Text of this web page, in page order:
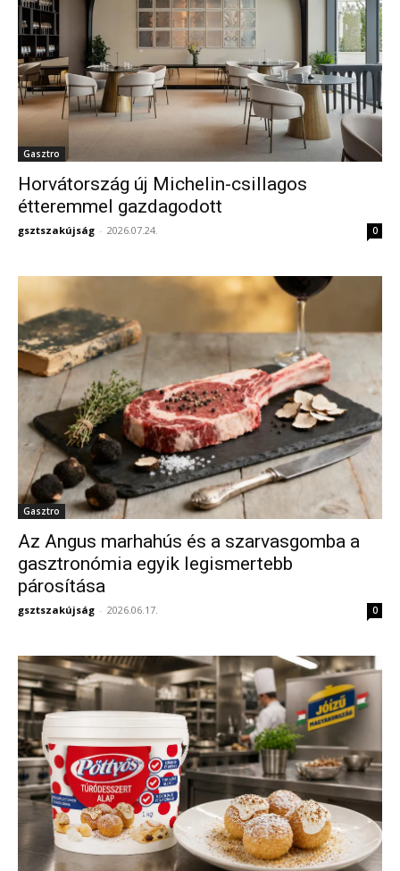
Gasztro
Horvátország új Michelin-csillagos
étteremmel gazdagodott
gsztszakújság - 2026.07.24. 0
Gasztro
Az Angus marhahús és a szarvasgomba a
gasztronómia egyik legismertebb
párosítása
gsztszakújság - 2026.06.17. 0